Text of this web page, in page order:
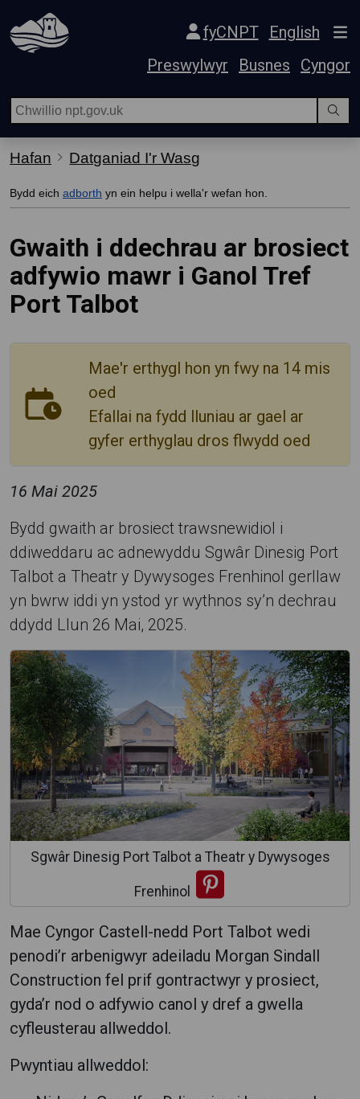
Hepgor gwe-lywio
fyCNPT
English
Preswylwyr
Busnes Cyngor
Hafan Datganiad I'r Wasg
Bydd eich adborth yn ein helpu i wella'r wefan hon.
Gwaith i ddechrau ar brosiect
adfywio mawr i Ganol Tref
Port Talbot
Mae'r erthygl hon yn fwy na 14 mis
oed
Efallai na fydd lluniau ar gael ar
gyfer erthyglau dros flwydd oed
16 Mai 2025
Bydd gwaith ar brosiect trawsnewidiol i
ddiweddaru ac adnewyddu Sgwâr Dinesig Port
Talbot a Theatr y Dywysoges Frenhinol gerllaw
yn bwrw iddi yn ystod yr wythnos sy’n dechrau
ddydd Llun 26 Mai, 2025.
Sgwâr Dinesig Port Talbot a Theatr y Dywysoges
Frenhinol
Mae Cyngor Castell-nedd Port Talbot wedi
penodi’r arbenigwyr adeiladu Morgan Sindall
Construction fel prif gontractwyr y prosiect,
gyda’r nod o adfywio canol y dref a gwella
cyfleusterau allweddol.
Pwyntiau allweddol: